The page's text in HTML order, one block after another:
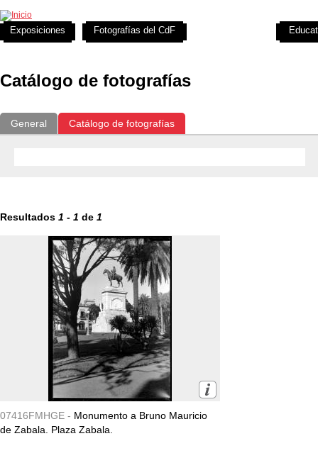
Catálogo de fotografías
General Catálogo de fotografías
Resultados 1 - 1 de 1
07416FMHGE - Monumento a Bruno Mauricio
de Zabala. Plaza Zabala.
Exposiciones Fotografías del CdF